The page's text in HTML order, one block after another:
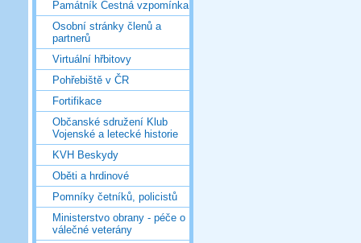
Památník Čestná vzpomínka
Osobní stránky členů a
partnerů
Virtuální hřbitovy
Pohřebiště v ČR
Fortifikace
Občanské sdružení Klub
Vojenské a letecké historie
KVH Beskydy
Oběti a hrdinové
Pomníky četníků, policistů
Ministerstvo obrany - péče o
válečné veterány